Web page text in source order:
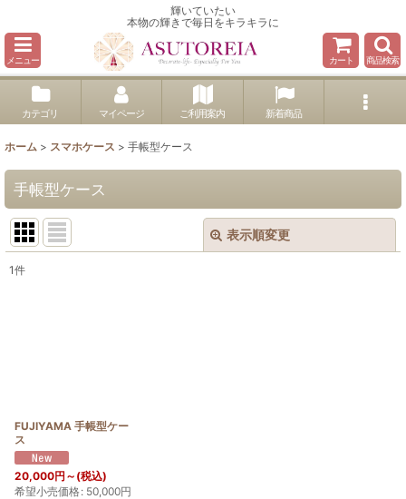
輝いていたい
本物の輝きで毎日をキラキラに
メニュー カート 商品検索
カテゴリ マイページ ご利用案内 新着商品
ホーム > スマホケース > 手帳型ケース
手帳型ケース
表示順変更
1件
FUJIYAMA 手帳型ケー
ス
20,000円 ～ (税込)
希望小売価格: 50,000円